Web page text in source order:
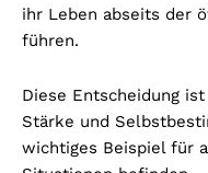
ihr Leben abseits der
führen.
Diese Entscheidung
Stärke und
wichtiges Beispiel für